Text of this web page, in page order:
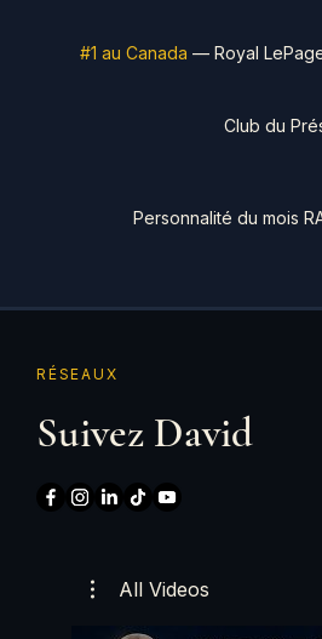
#1 au Canada — Royal
Club du
Personnalité du mois
RÉSEAUX
Suivez David
All Videos